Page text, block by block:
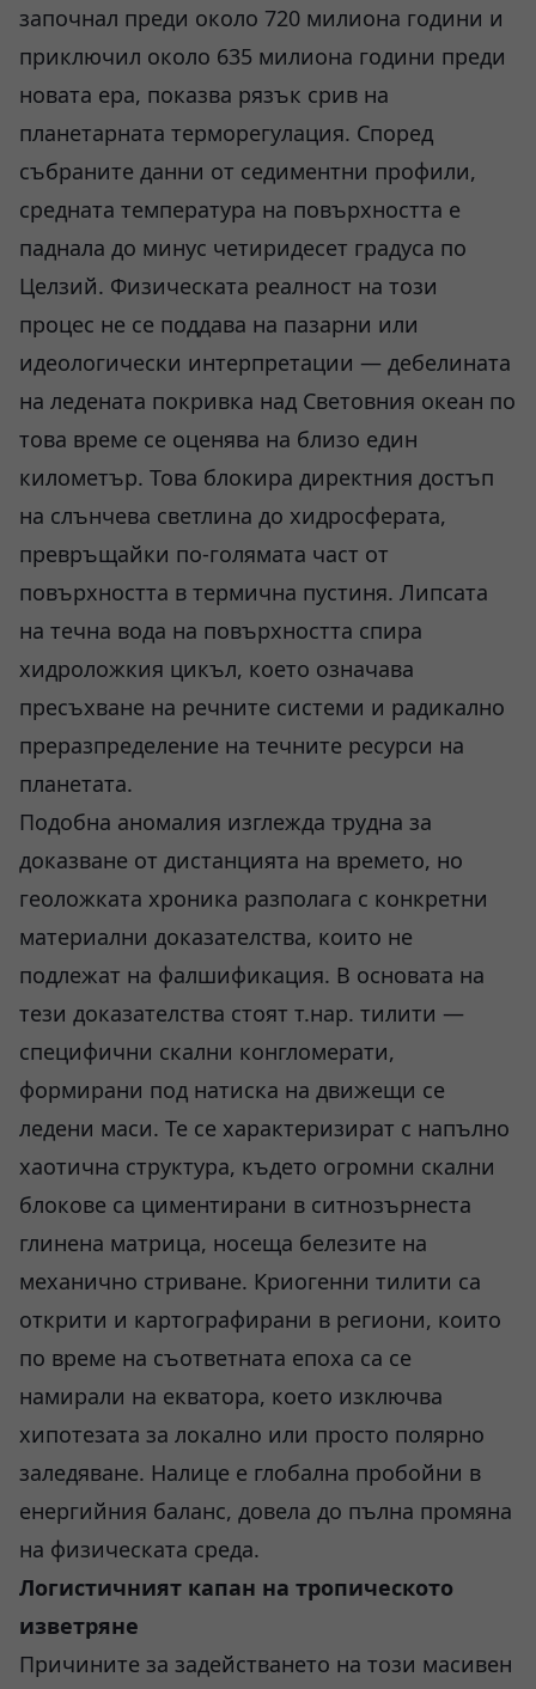
започнал преди около 720 милиона години и
приключил около 635 милиона години преди
новата ера, показва рязък срив на
планетарната терморегулация. Според
събраните данни от седиментни профили,
средната температура на повърхността е
паднала до минус четиридесет градуса по
Целзий. Физическата реалност на този
процес не се поддава на пазарни или
идеологически интерпретации — дебелината
на ледената покривка над Световния океан по
това време се оценява на близо един
километър. Това блокира директния достъп
на слънчева светлина до хидросферата,
превръщайки по-голямата част от
повърхността в термична пустиня. Липсата
на течна вода на повърхността спира
хидроложкия цикъл, което означава
пресъхване на речните системи и радикално
преразпределение на течните ресурси на
планетата.
Подобна аномалия изглежда трудна за
доказване от дистанцията на времето, но
геоложката хроника разполага с конкретни
материални доказателства, които не
подлежат на фалшификация. В основата на
тези доказателства стоят т.нар. тилити —
специфични скални конгломерати,
формирани под натиска на движещи се
ледени маси. Те се характеризират с напълно
хаотична структура, където огромни скални
блокове са циментирани в ситнозърнеста
глинена матрица, носеща белезите на
механично стриване. Криогенни тилити са
открити и картографирани в региони, които
по време на съответната епоха са се
намирали на екватора, което изключва
хипотезата за локално или просто полярно
заледяване. Налице е глобална пробойни в
енергийния баланс, довела до пълна промяна
на физическата среда.
Логистичният капан на тропическото
изветряне
Причините за задействането на този масивен